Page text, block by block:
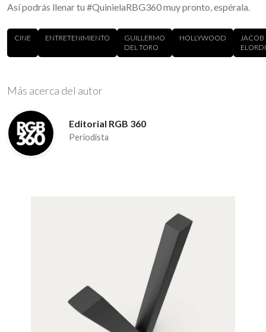
Así podrás llenar tu #QuinielaRBG360 muy pronto, espérala.
CINE ENTRETENIMIENTO
GUILLERMO
DEL TORO
HOLLYWOOD
JACOB
ELORDI
Más acerca del autor
Editorial RGB 360
Periodista